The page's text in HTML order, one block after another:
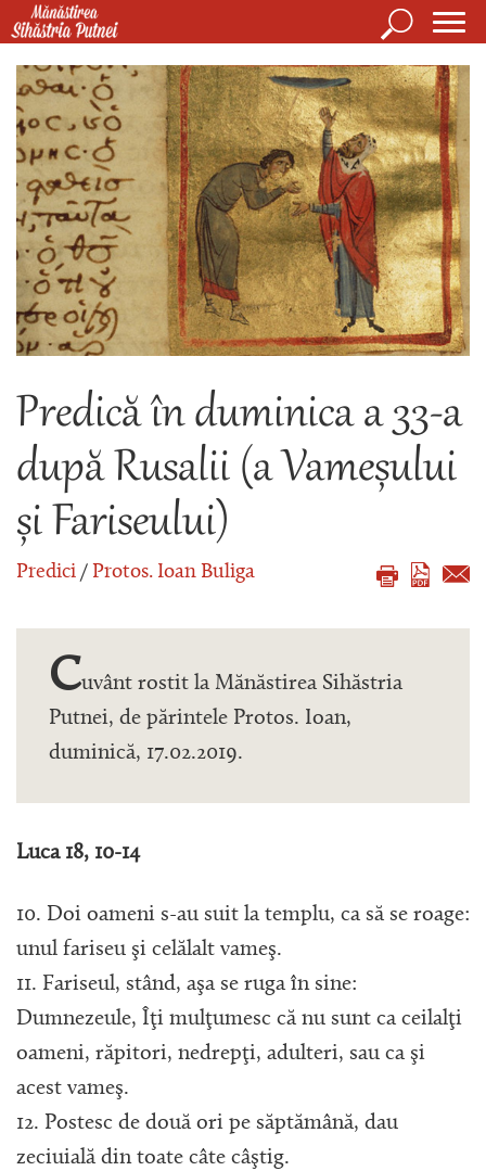
Mergi la conţinutul principal
de
Căutare
Predică în duminica a 33-a
după Rusalii (a Vameșului
și Fariseului)
Predici / Protos. Ioan Buliga
Cuvânt rostit la Mănăstirea Sihăstria
Putnei, de părintele Protos. Ioan,
duminică, 17.02.2019.
Luca 18, 10-14
10. Doi oameni s-au suit la templu, ca să se roage:
unul fariseu şi celălalt vameş.
11. Fariseul, stând, aşa se ruga în sine:
Dumnezeule, Îţi mulţumesc că nu sunt ca ceilalţi
oameni, răpitori, nedrepţi, adulteri, sau ca şi
acest vameş.
12. Postesc de două ori pe săptămână, dau
zeciuială din toate câte câştig.